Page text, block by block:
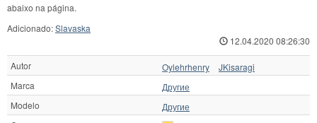
abaixo na página.
Adicionado:Slavaska
12.04.2020 08:26:30
Autor Oylehrhenry
JKisaragi
Marca
Другие
Modelo
Другие